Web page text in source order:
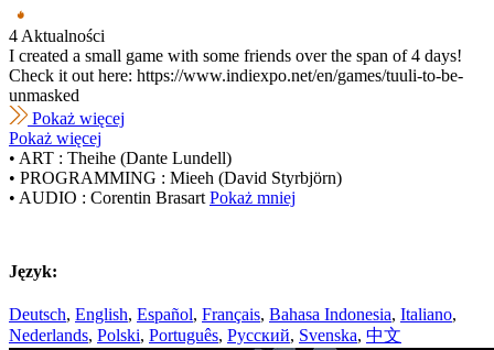
4 Aktualności
I created a small game with some friends over the span of 4 days!
Check it out here: https://www.indiexpo.net/en/games/tuuli-to-be-
unmasked
Pokaż więcej
Pokaż więcej
• ART : Theihe (Dante Lundell)
• PROGRAMMING : Mieeh (David Styrbjörn)
• AUDIO : Corentin Brasart Pokaż mniej
Język:
Deutsch, English, Español, Français, Bahasa Indonesia, Italiano,
Nederlands, Polski, Português, Русский, Svenska, 中文